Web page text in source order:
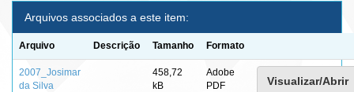
Arquivos associados a este item:
Arquivo Descrição Tamanho Formato
2007_Josimar
da Silva
458,72
kB
Adobe
PDF
Visualizar/Abrir